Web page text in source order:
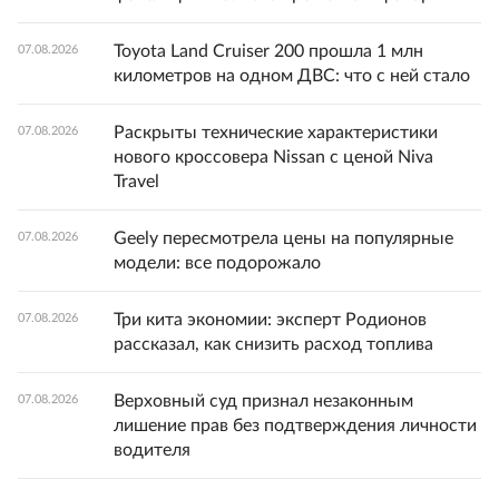
07.08.2026
Toyota Land Cruiser 200 прошла 1 млн
километров на одном ДВС: что с ней стало
07.08.2026
Раскрыты технические характеристики
нового кроссовера Nissan с ценой Niva
Travel
07.08.2026
Geely пересмотрела цены на популярные
модели: все подорожало
07.08.2026
Три кита экономии: эксперт Родионов
рассказал, как снизить расход топлива
07.08.2026
Верховный суд признал незаконным
лишение прав без подтверждения личности
водителя